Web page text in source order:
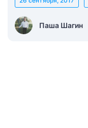
Паша Шагин